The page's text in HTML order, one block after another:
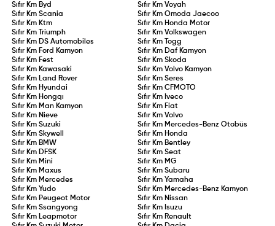
Sıfır Km Byd Sıfır Km Voyah
Sıfır KmScania Sıfır Km Omoda Jaecoo
Sıfır Km Ktm Sıfır Km Honda Motor
Sıfır Km
Triumph Sıfır Km Volkswagen
Sıfır Km DS Automobiles Sıfır Km
Togg
Sıfır Km Ford Kamyon Sıfır Km Daf Kamyon
Sıfır Km Fest Sıfır Km Skoda
Sıfır Km Kawasaki Sıfır Km Volvo Kamyon
Sıfır Km Land Rover Sıfır Km Seres
Sıfır Km Hyundai Sıfır Km CFMOTO
Sıfır Km Hongqı Sıfır Km Iveco
Sıfır Km Man Kamyon Sıfır Km Fiat
Sıfır Km Nieve Sıfır Km Volvo
Sıfır KmSuzuki Sıfır Km Mercedes-Benz Otobüs
Sıfır KmSkywell Sıfır Km Honda
Sıfır Km BMW Sıfır Km Bentley
Sıfır Km DFSK Sıfır Km Seat
Sıfır Km Mini Sıfır Km MG
Sıfır Km Maxus Sıfır Km Subaru
Sıfır Km Mercedes Sıfır Km Yamaha
Sıfır KmYudo Sıfır Km Mercedes-Benz Kamyon
Sıfır Km Peugeot Motor Sıfır Km Nissan
Sıfır KmSsangyong Sıfır Km Isuzu
Sıfır Km Leapmotor Sıfır Km Renault